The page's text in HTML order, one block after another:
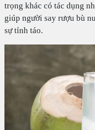
trọng khác có tác dụng
giúp người say rượu bù
sự tỉnh táo.